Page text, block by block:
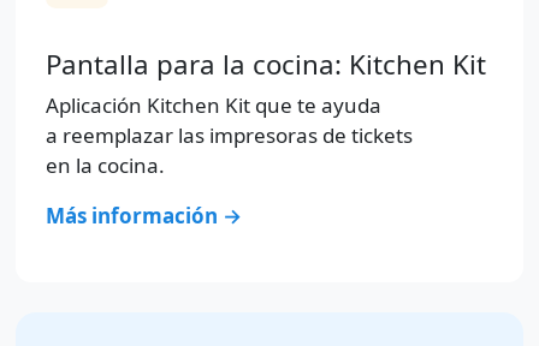
Pantalla para la cocina: Kitchen Kit
Aplicación Kitchen Kit que te ayuda
a reemplazar las impresoras de tickets
en la cocina.
Más información →